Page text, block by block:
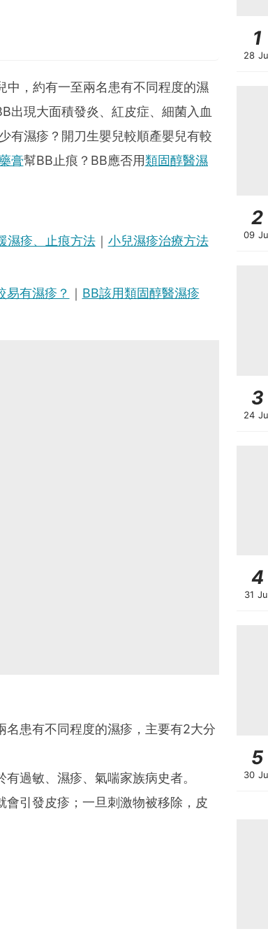
中，約有一至兩名患有不同程度的濕
出現大面積發炎、紅皮症、細菌入血
有濕疹？開刀生嬰兒較順產嬰兒有較
膏幫BB止痕？BB應否用類固醇醫濕
濕疹、止痕方法｜ 小兒濕疹治療方法
易有濕疹？ ｜ BB該用類固醇醫濕疹
名患有不同程度的濕疹，主要有2大分
過敏、濕疹、氣喘家族病史者。
引發皮疹；一旦刺激物被移除，皮
1
28
2
09
3
24
4
31
5
30